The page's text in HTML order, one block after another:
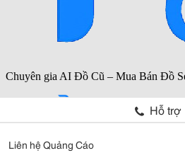
Hỗ trợ
Liên hệ Quảng Cáo